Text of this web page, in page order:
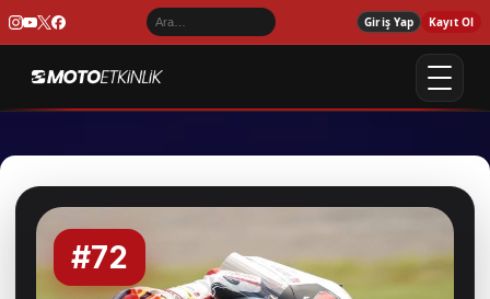
Giriş Yap Kayıt Ol
#72